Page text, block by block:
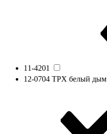
11-4201
12-0704 TPX белый дым